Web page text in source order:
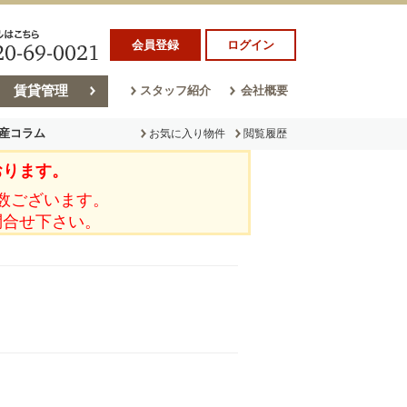
会員登録 ログイン
賃貸管理 スタッフ紹介 会社概要
コラム
ム
お気に入り物件 閲覧履歴
ます。
ざいます。
せ下さい。